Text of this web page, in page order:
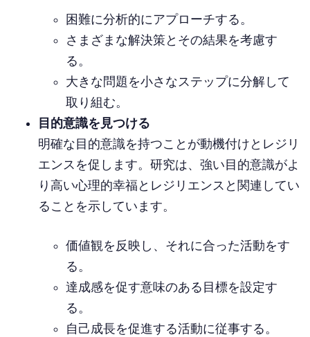
困難に分析的にアプローチする。
さまざまな解決策とその結果を考慮す
る。
大きな問題を小さなステップに分解して
取り組む。
目的意識を見つける
明確な目的意識を持つことが動機付けとレジリ
エンスを促します。研究は、強い目的意識がよ
り高い心理的幸福とレジリエンスと関連してい
ることを示しています。
価値観を反映し、それに合った活動をす
る。
達成感を促す意味のある目標を設定す
る。
自己成長を促進する活動に従事する。